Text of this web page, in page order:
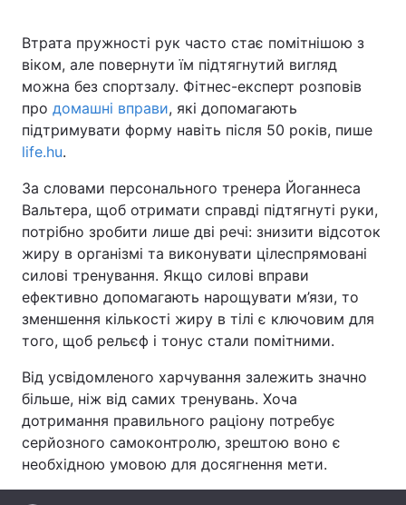
Україна Політика
Економіка Світ
Спорт
Техно і зв'язок Лайт
Зброя Інциденти
Здоров'я
Цікавинки Погода
Екологія Регіони
Лонгріди
Відео з Youtube Статті
Втрата пружності рук часто стає помітнішою з
віком, але повернути їм підтягнутий вигляд
можна без спортзалу. Фітнес-експерт розповів
про домашні вправи, які допомагають
підтримувати форму навіть після 50 років, пише
life.hu.
За словами персонального тренера Йоганнеса
Вальтера, щоб отримати справді підтягнуті руки,
потрібно зробити лише дві речі: знизити відсоток
жиру в організмі та виконувати цілеспрямовані
силові тренування. Якщо силові вправи
ефективно допомагають нарощувати м’язи, то
зменшення кількості жиру в тілі є ключовим для
того, щоб рельєф і тонус стали помітними.
Від усвідомленого харчування залежить значно
більше, ніж від самих тренувань. Хоча
дотримання правильного раціону потребує
серйозного самоконтролю, зрештою воно є
необхідною умовою для досягнення мети.